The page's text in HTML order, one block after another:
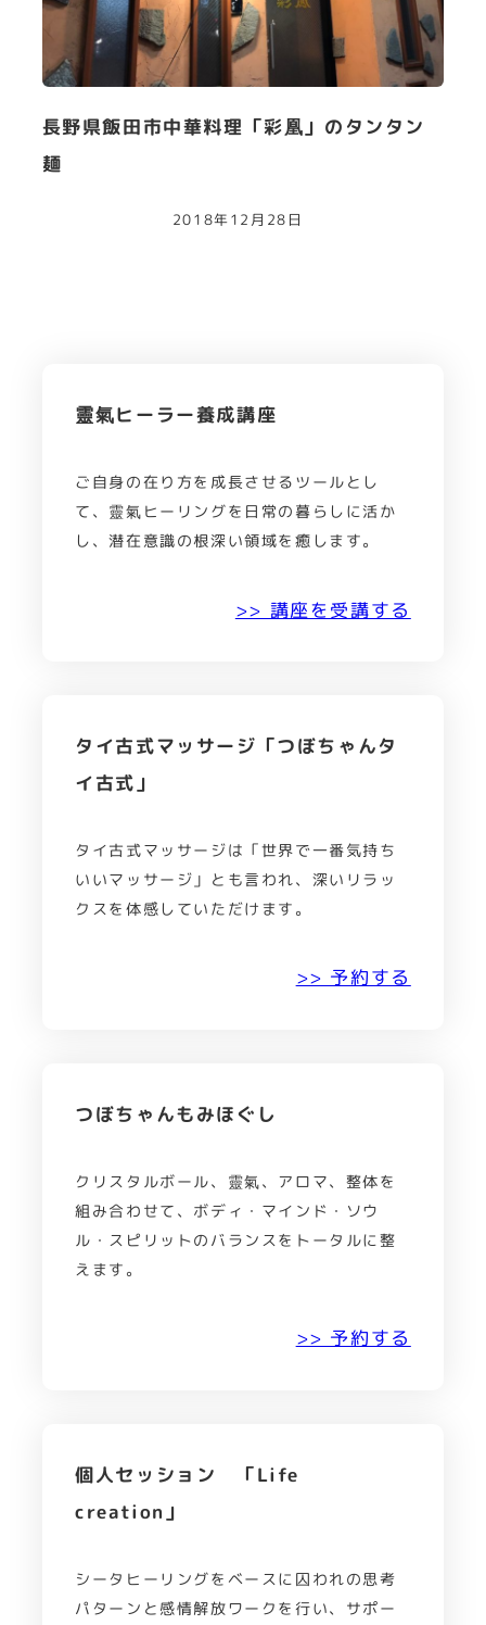
長野県飯田市中華料理「彩凰」のタンタン
麺
2018年12月28日
靈氣ヒーラー養成講座
ご自身の在り方を成長させるツールとし
て、靈氣ヒーリングを日常の暮らしに活か
し、潜在意識の根深い領域を癒します。
>> 講座を受講する
タイ古式マッサージ「つぼちゃんタ
イ古式」
タイ古式マッサージは「世界で一番気持ち
いいマッサージ」とも言われ、深いリラッ
クスを体感していただけます。
>> 予約する
つぼちゃんもみほぐし
クリスタルボール、靈氣、アロマ、整体を
組み合わせて、ボディ・マインド・ソウ
ル・スピリットのバランスをトータルに整
えます。
>> 予約する
個人セッション 「Life
creation」
シータヒーリングをベースに囚われの思考
パターンと感情解放ワークを行い、サポー